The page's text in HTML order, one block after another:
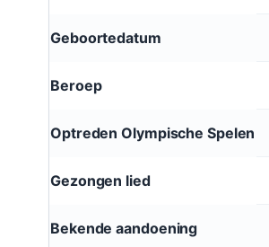
Geboortedatum
Beroep
Optreden Olympische Spelen
Gezongen lied
Bekende aandoening